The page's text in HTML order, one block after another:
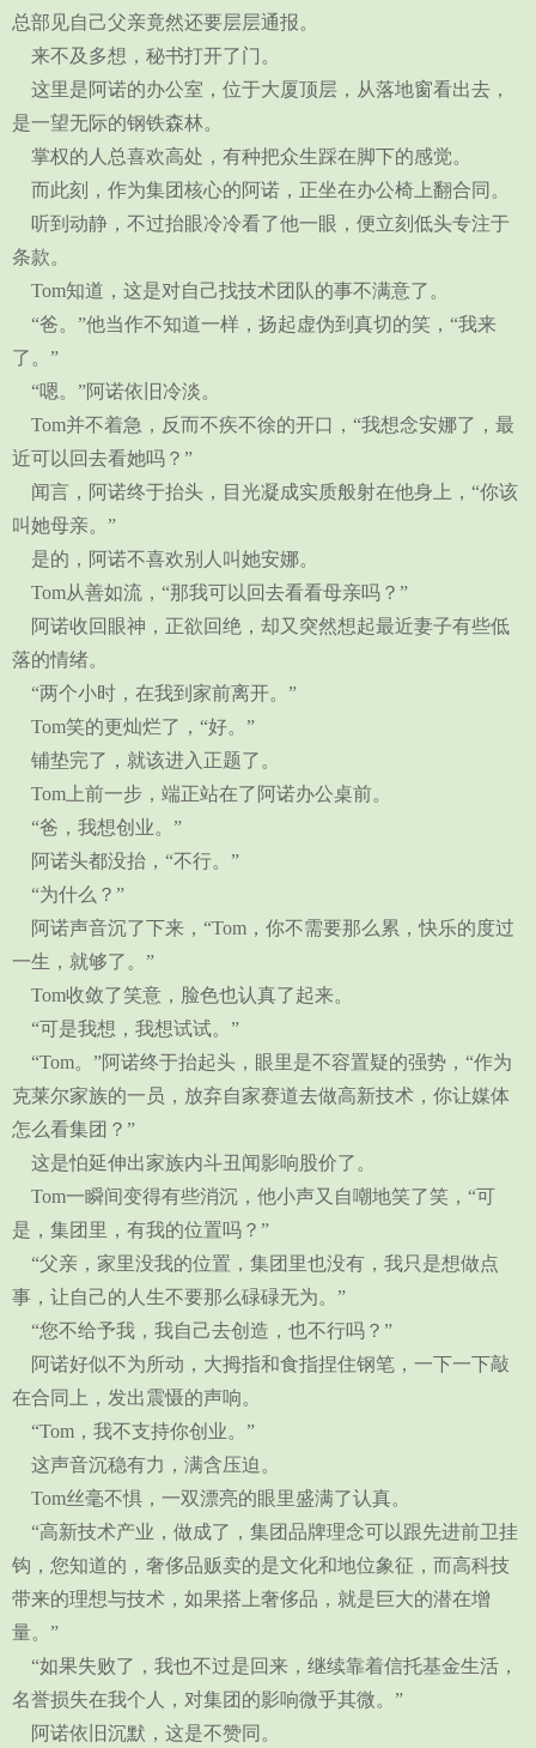
总部见自己父亲竟然还要层层通报。
来不及多想，秘书打开了门。
这里是阿诺的办公室，位于大厦顶层，从落地窗看出去，
是一望无际的钢铁森林。
掌权的人总喜欢高处，有种把众生踩在脚下的感觉。
而此刻，作为集团核心的阿诺，正坐在办公椅上翻合同。
听到动静，不过抬眼冷冷看了他一眼，便立刻低头专注于
条款。
Tom知道，这是对自己找技术团队的事不满意了。
“爸。”他当作不知道一样，扬起虚伪到真切的笑，“我来
了。”
“嗯。”阿诺依旧冷淡。
Tom并不着急，反而不疾不徐的开口，“我想念安娜了，最
近可以回去看她吗？”
闻言，阿诺终于抬头，目光凝成实质般射在他身上，“你该
叫她母亲。”
是的，阿诺不喜欢别人叫她安娜。
Tom从善如流，“那我可以回去看看母亲吗？”
阿诺收回眼神，正欲回绝，却又突然想起最近妻子有些低
落的情绪。
“两个小时，在我到家前离开。”
Tom笑的更灿烂了，“好。”
铺垫完了，就该进入正题了。
Tom上前一步，端正站在了阿诺办公桌前。
“爸，我想创业。”
阿诺头都没抬，“不行。”
“为什么？”
阿诺声音沉了下来，“Tom，你不需要那么累，快乐的度过
一生，就够了。”
Tom收敛了笑意，脸色也认真了起来。
“可是我想，我想试试。”
“Tom。”阿诺终于抬起头，眼里是不容置疑的强势，“作为
克莱尔家族的一员，放弃自家赛道去做高新技术，你让媒体
怎么看集团？”
这是怕延伸出家族内斗丑闻影响股价了。
Tom一瞬间变得有些消沉，他小声又自嘲地笑了笑，“可
是，集团里，有我的位置吗？”
“父亲，家里没我的位置，集团里也没有，我只是想做点
事，让自己的人生不要那么碌碌无为。”
“您不给予我，我自己去创造，也不行吗？”
阿诺好似不为所动，大拇指和食指捏住钢笔，一下一下敲
在合同上，发出震慑的声响。
“Tom，我不支持你创业。”
这声音沉稳有力，满含压迫。
Tom丝毫不惧，一双漂亮的眼里盛满了认真。
“高新技术产业，做成了，集团品牌理念可以跟先进前卫挂
钩，您知道的，奢侈品贩卖的是文化和地位象征，而高科技
带来的理想与技术，如果搭上奢侈品，就是巨大的潜在增
量。”
“如果失败了，我也不过是回来，继续靠着信托基金生活，
名誉损失在我个人，对集团的影响微乎其微。”
阿诺依旧沉默，这是不赞同。